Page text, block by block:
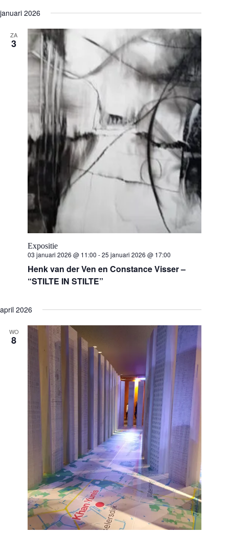
januari 2026
ZA
3
03 januari 2026 @ 11:00 -25 januari 2026 @ 17:00
Henk van der Ven en Constance Visser –
“STILTE IN STILTE”
Expositie
april 2026
WO
8